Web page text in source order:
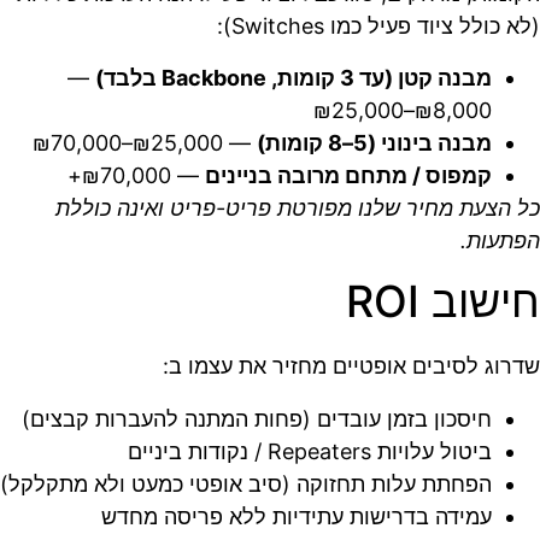
(לא כולל ציוד פעיל כמו Switches):
מבנה קטן (עד 3 קומות, Backbone בלבד)
—
₪8,000–₪25,000
מבנה בינוני (5–8 קומות)
— ₪25,000–₪70,000
קמפוס / מתחם מרובה בניינים — ₪70,000+
כל הצעת מחיר שלנו מפורטת פריט-פריט ואינה כוללת
הפתעות.
חישוב ROI
שדרוג לסיבים אופטיים מחזיר את עצמו ב:
חיסכון בזמן עובדים (פחות המתנה להעברות קבצים)
ביטול עלויות Repeaters / נקודות ביניים
הפחתת עלות תחזוקה (סיב אופטי כמעט ולא מתקלקל)
עמידה בדרישות עתידיות ללא פריסה מחדש